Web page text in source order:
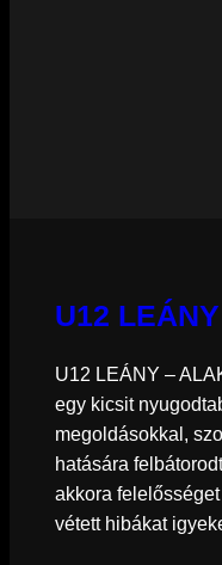
U12
U12 LEÁNY –
egy kicsit
megoldásokkal,
hatására
akkora
vétett hibákat